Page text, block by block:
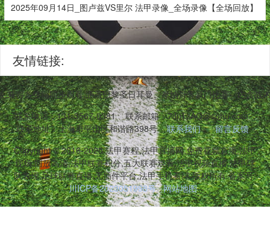
2025年09月14日_图卢兹VS里尔 法甲录像_全场录像【全场回放】
友情链接:
容多终端同步观看,涵盖巴黎圣日耳曼、摩纳哥等豪门比赛。内含
联系电话：131-3567-0381
联系邮箱：7JnTzAQ@sohu.com
联系地址：上海市平山区和谐路398号
联系我们
留言反馈
Copyright © 2016-2025 法甲赛程,法甲直播网,免费视频直播,法甲
现场,回放高清,法甲联赛积分,五大联赛观看,法甲视频直播,法甲球
队表现,足球联赛直播,无插件平台,法甲手机看球 版权所有 备案号:
川ICP备2023051998号 网站地图